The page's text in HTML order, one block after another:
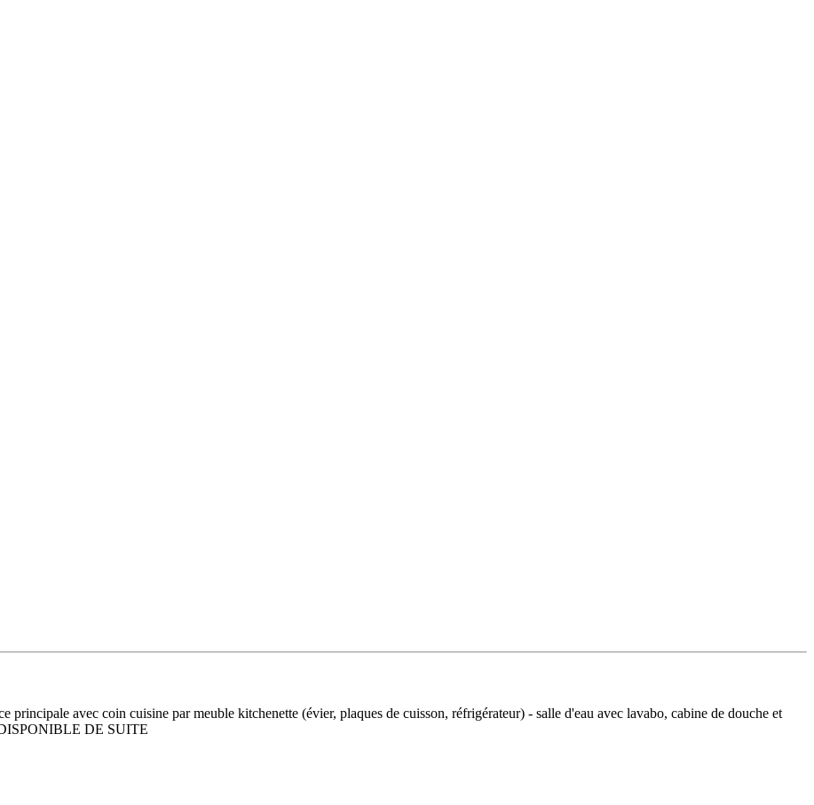
principale avec coin cuisine par meuble kitchenette (évier, plaques de cuisson, réfrigérateur) - salle d'eau avec lavabo, cabine de douche et
DISPONIBLE DE SUITE